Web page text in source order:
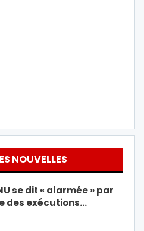
NOUVELLES
se dit « alarmée » par
des exécutions…